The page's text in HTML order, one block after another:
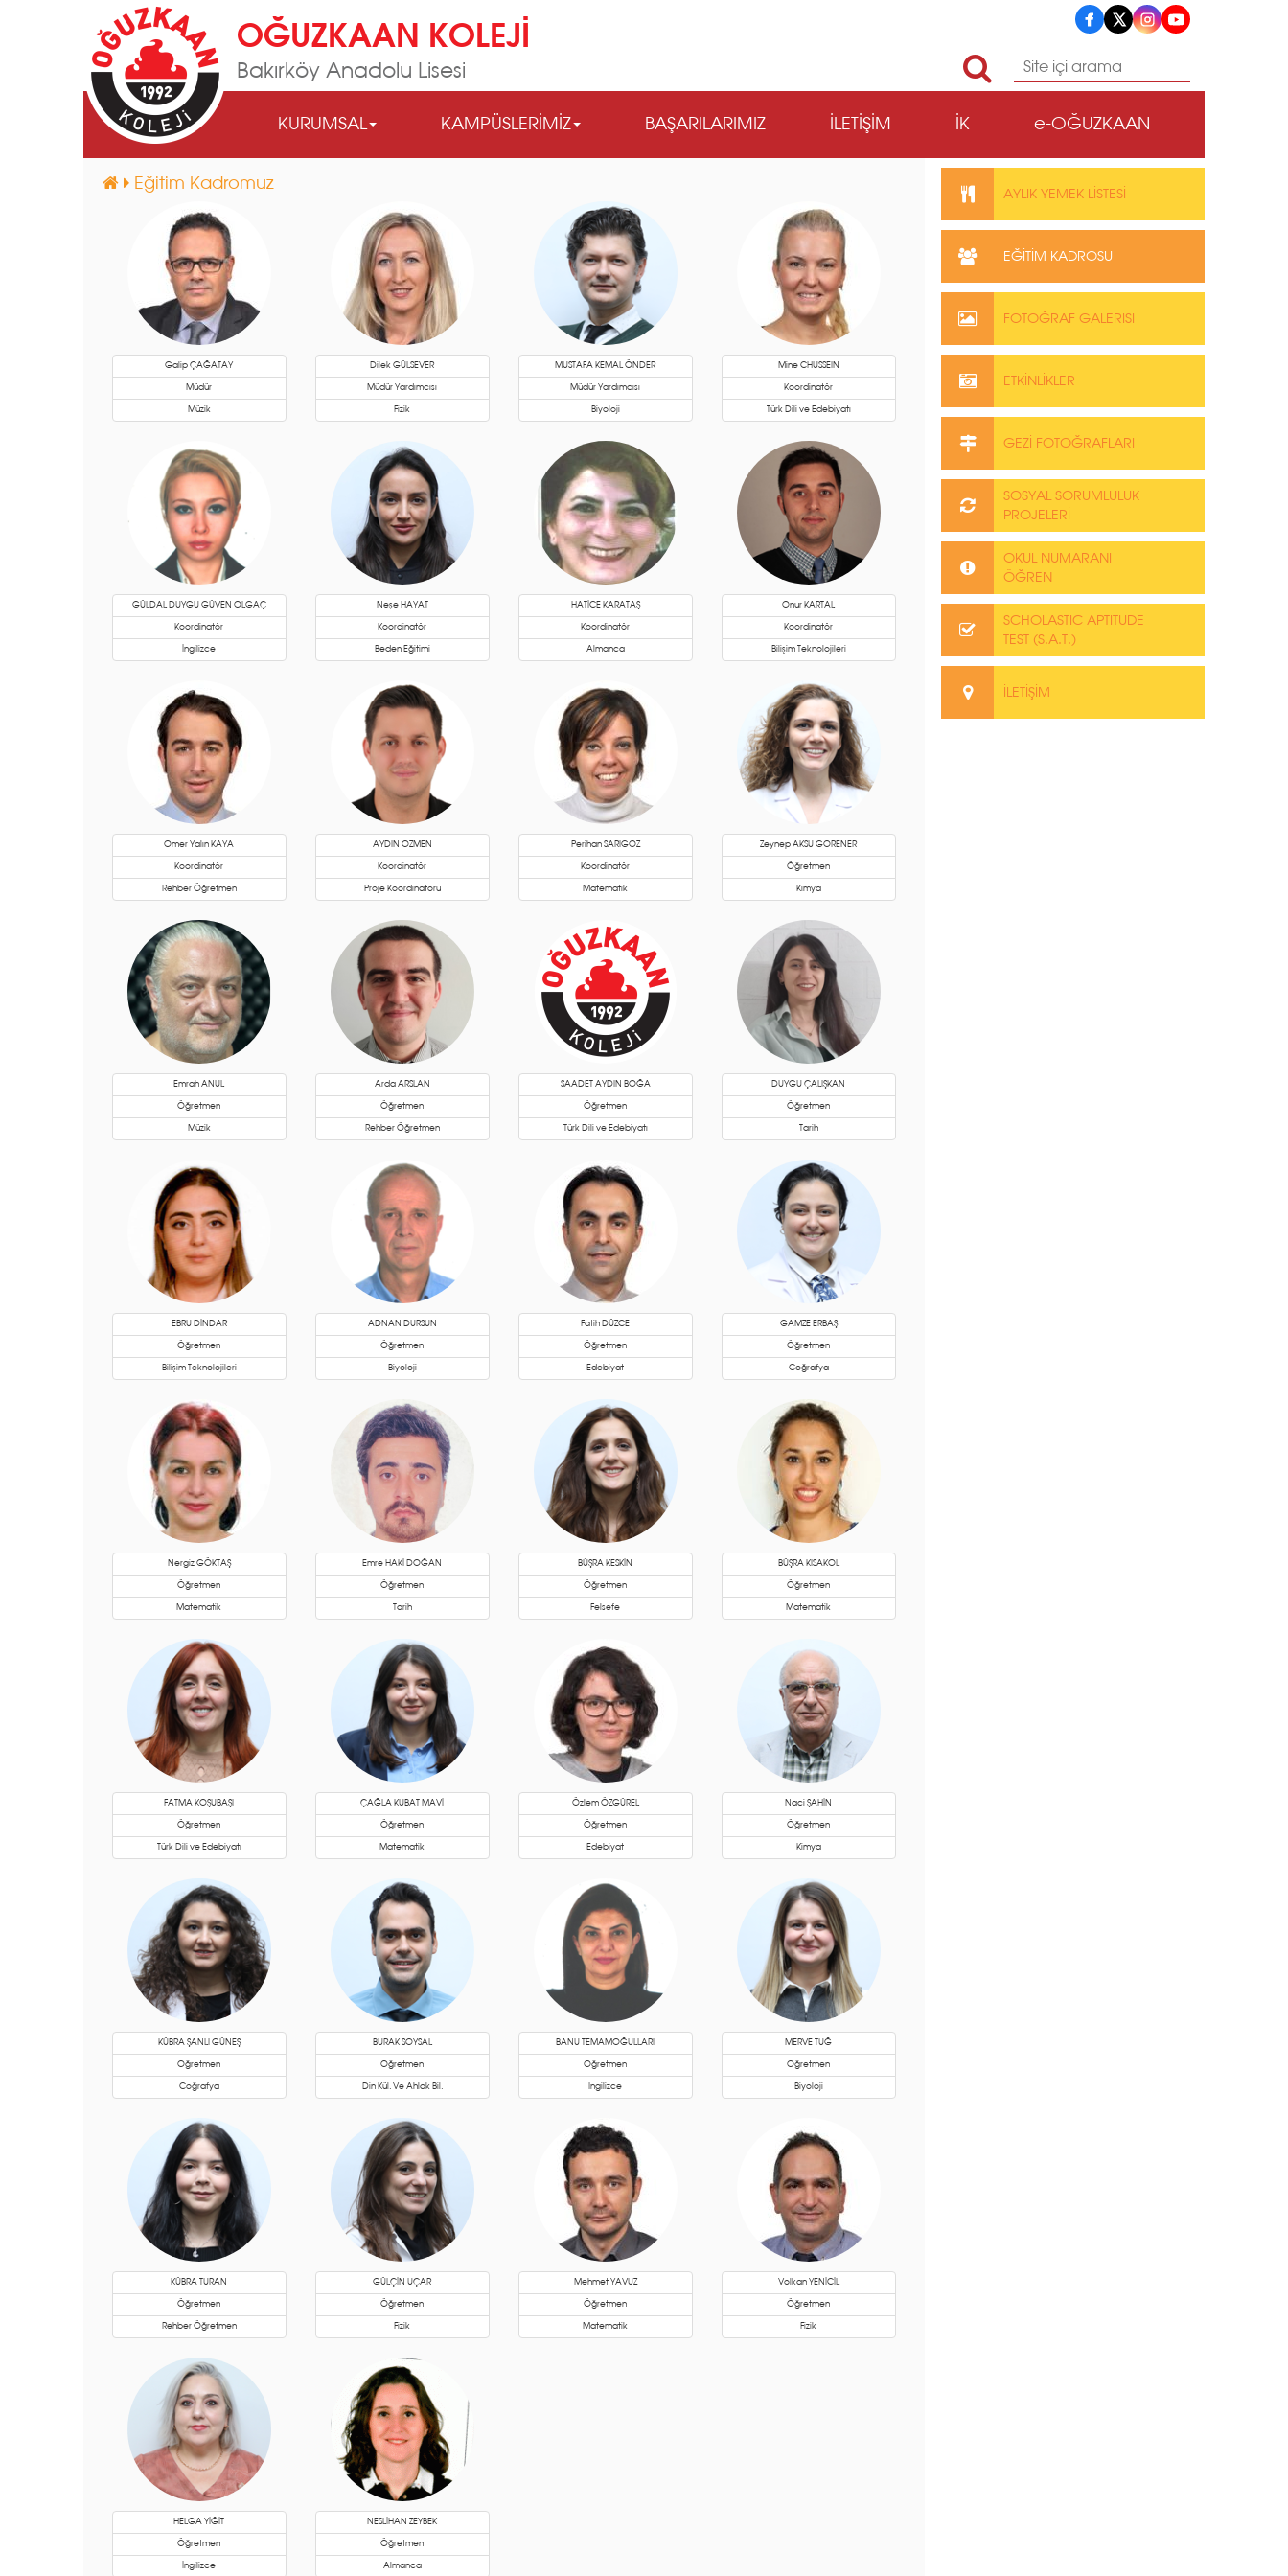
OĞUZKAAN KOLEJİ
Bakırköy Anadolu Lisesi
KURUMSAL KAMPÜSLERİMİZ BAŞARILARIMIZ İLETİŞİM İK e-OĞUZKAAN
Eğitim Kadromuz
Galip ÇAĞATAY
Müdür
Müzik
Dilek GÜLSEVER
Müdür Yardımcısı
Fizik
MUSTAFA KEMAL ÖNDER
Müdür Yardımcısı
Biyoloji
Mine CHUSSEIN
Koordinatör
Türk Dili ve Edebiyatı
GÜLDAL DUYGU GÜVEN OLGAÇ
Koordinatör
İngilizce
Neşe HAYAT
Koordinatör
Beden Eğitimi
HATİCE KARATAŞ
Koordinatör
Almanca
Onur KARTAL
Koordinatör
Bilişim Teknolojileri
Ömer Yalın KAYA
Koordinatör
Rehber Öğretmen
AYDIN ÖZMEN
Koordinatör
Proje Koordinatörü
Perihan SARIGÖZ
Koordinatör
Matematik
Zeynep AKSU GÖRENER
Öğretmen
Kimya
Emrah ANUL
Öğretmen
Müzik
Arda ARSLAN
Öğretmen
Rehber Öğretmen
SAADET AYDIN BOĞA
Öğretmen
Türk Dili ve Edebiyatı
DUYGU ÇALIŞKAN
Öğretmen
Tarih
EBRU DİNDAR
Öğretmen
Bilişim Teknolojileri
ADNAN DURSUN
Öğretmen
Biyoloji
Fatih DÜZCE
Öğretmen
Edebiyat
GAMZE ERBAŞ
Öğretmen
Coğrafya
Nergiz GÖKTAŞ
Öğretmen
Matematik
Emre HAKİ DOĞAN
Öğretmen
Tarih
BÜŞRA KESKİN
Öğretmen
Felsefe
BÜŞRA KISAKOL
Öğretmen
Matematik
FATMA KOŞUBAŞI
Öğretmen
Türk Dili ve Edebiyatı
ÇAĞLA KUBAT MAVİ
Öğretmen
Matematik
Özlem ÖZGÜREL
Öğretmen
Edebiyat
Naci ŞAHİN
Öğretmen
Kimya
KÜBRA ŞANLI GÜNEŞ
Öğretmen
Coğrafya
BURAK SOYSAL
Öğretmen
Din Kül. Ve Ahlak Bil.
BANU TEMAMOĞULLARI
Öğretmen
İngilizce
MERVE TUĞ
Öğretmen
Biyoloji
KÜBRA TURAN
Öğretmen
Rehber Öğretmen
GÜLÇİN UÇAR
Öğretmen
Fizik
Mehmet YAVUZ
Öğretmen
Matematik
Volkan YENİCİL
Öğretmen
Fizik
HELGA YİĞİT
Öğretmen
İngilizce
NESLİHAN ZEYBEK
Öğretmen
Almanca
AYLIK YEMEK LİSTESİ
EĞİTİM KADROSU
FOTOĞRAF GALERİSİ
ETKİNLİKLER
GEZİ FOTOĞRAFLARI
SOSYAL SORUMLULUK
PROJELERİ
OKUL NUMARANI
ÖĞREN
SCHOLASTIC APTITUDE
TEST (S.A.T.)
İLETİŞİM